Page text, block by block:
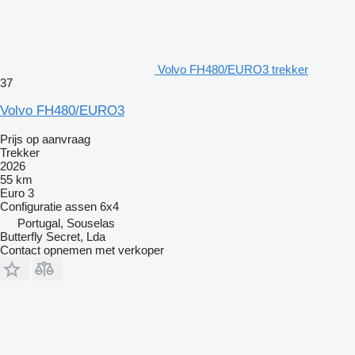
Volvo FH480/EURO3 trekker
37
Volvo FH480/EURO3
Prijs op aanvraag
Trekker
2026
55 km
Euro 3
Configuratie assen 6x4
Portugal, Souselas
Butterfly Secret, Lda
Contact opnemen met verkoper